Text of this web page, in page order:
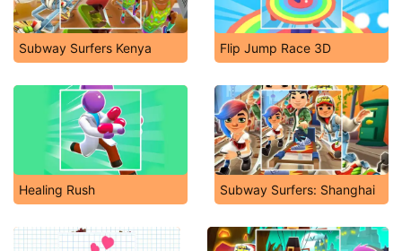
Subway Surfers Kenya Flip Jump Race 3D
Healing Rush Subway Surfers: Shanghai